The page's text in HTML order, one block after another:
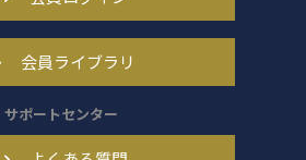
会員ライブラリ
サポートセンター